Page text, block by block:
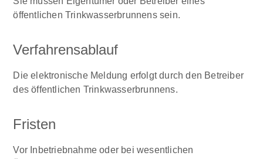
öffentlichen Trinkwasserbrunnens sein.
Verfahrensablauf
Die elektronische Meldung erfolgt durch den Betreiber
des öffentlichen Trinkwasserbrunnens.
Fristen
Vor Inbetriebnahme oder bei wesentlichen